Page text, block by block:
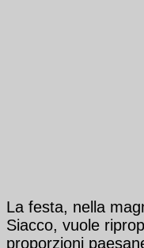
La festa, nella
Siacco, vuole
proporzioni